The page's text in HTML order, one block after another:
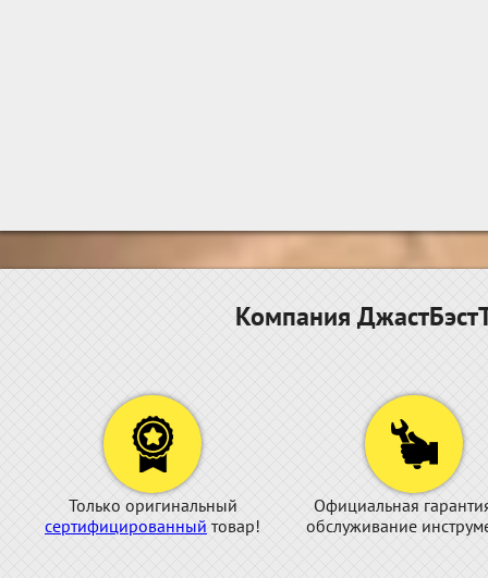
Компания
Только оригинальный
сертифицированный товар!
Официальная
обслуживание